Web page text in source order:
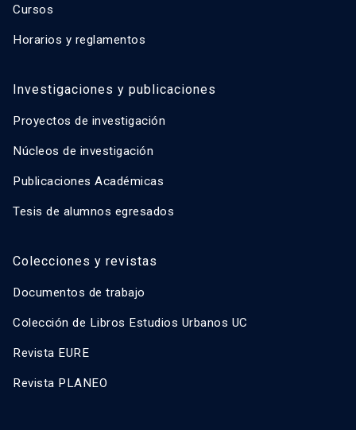
Cursos
Horarios y reglamentos
Investigaciones y publicaciones
Proyectos de investigación
Núcleos de investigación
Publicaciones Académicas
Tesis de alumnos egresados
Colecciones y revistas
Documentos de trabajo
Colección de Libros Estudios Urbanos UC
Revista EURE
Revista PLANEO